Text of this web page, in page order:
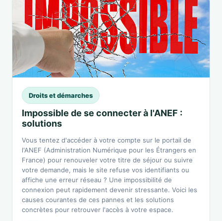
Droits et démarches
Impossible de se connecter à l'ANEF :
solutions
Vous tentez d'accéder à votre compte sur le portail de
l'ANEF (Administration Numérique pour les Étrangers en
France) pour renouveler votre titre de séjour ou suivre
votre demande, mais le site refuse vos identifiants ou
affiche une erreur réseau ? Une impossibilité de
connexion peut rapidement devenir stressante. Voici les
causes courantes de ces pannes et les solutions
concrètes pour retrouver l'accès à votre espace.